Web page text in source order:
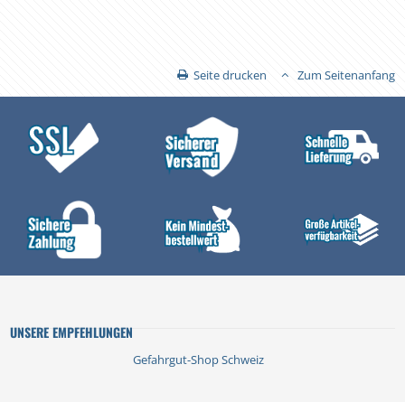
Seite drucken Zum Seitenanfang
UNSERE EMPFEHLUNGEN
Gefahrgut-Shop Schweiz